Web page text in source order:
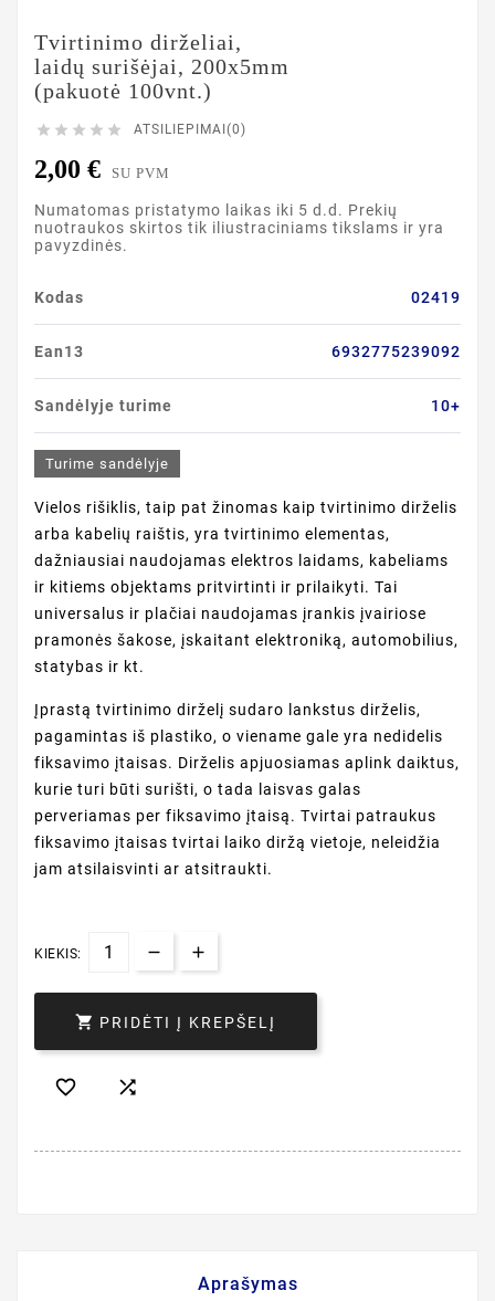
Tvirtinimo dirželiai,
laidų surišėjai, 200x5mm
(pakuotė 100vnt.)
     ATSILIEPIMAI(0)
2,00 € SU PVM
Numatomas pristatymo laikas iki 5 d.d. Prekių
nuotraukos skirtos tik iliustraciniams tikslams ir yra
pavyzdinės.
Kodas 02419
Ean13 6932775239092
Sandėlyje turime 10+
Turime sandėlyje
Vielos rišiklis, taip pat žinomas kaip tvirtinimo dirželis
arba kabelių raištis, yra tvirtinimo elementas,
dažniausiai naudojamas elektros laidams, kabeliams
ir kitiems objektams pritvirtinti ir prilaikyti. Tai
universalus ir plačiai naudojamas įrankis įvairiose
pramonės šakose, įskaitant elektroniką, automobilius,
statybas ir kt.
Įprastą tvirtinimo dirželį sudaro lankstus dirželis,
pagamintas iš plastiko, o viename gale yra nedidelis
fiksavimo įtaisas. Dirželis apjuosiamas aplink daiktus,
kurie turi būti surišti, o tada laisvas galas
perveriamas per fiksavimo įtaisą. Tvirtai patraukus
fiksavimo įtaisas tvirtai laiko diržą vietoje, neleidžia
jam atsilaisvinti ar atsitraukti.
KIEKIS:
 PRIDĖTI Į KREPŠELĮ
 
Aprašymas